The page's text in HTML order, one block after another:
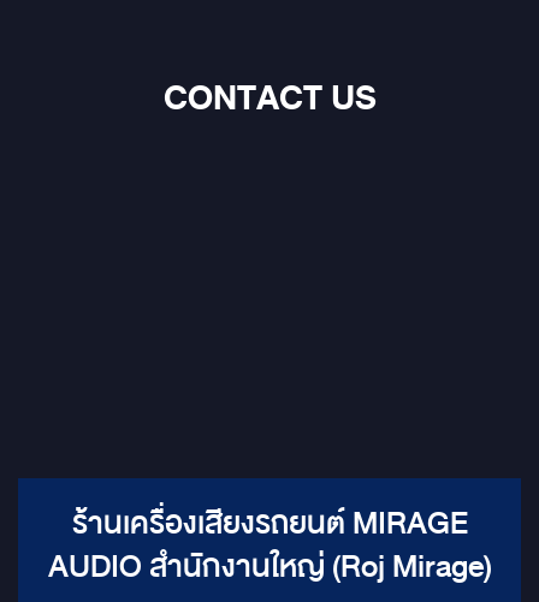
CONTACT US
ร้านเครื่องเสียงรถยนต์ MIRAGE
AUDIO สำนักงานใหญ่ (Roj Mirage)